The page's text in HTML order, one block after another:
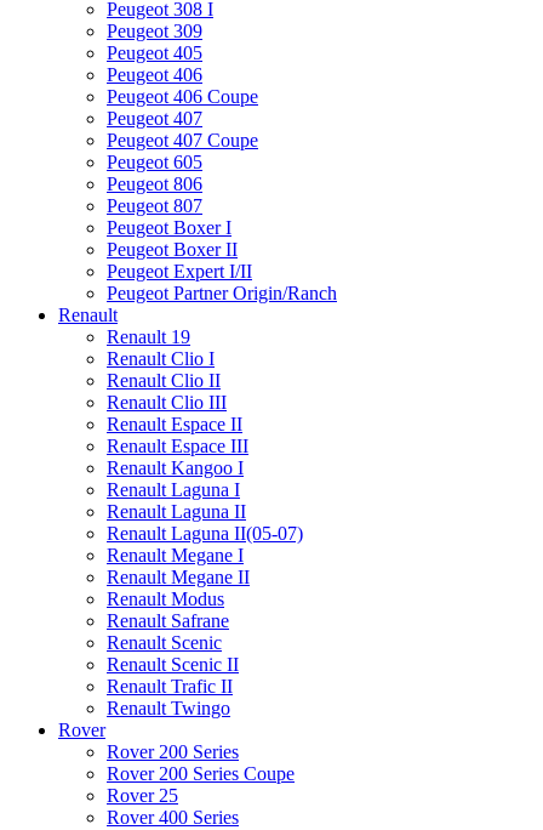
Peugeot 308 I
Peugeot 309
Peugeot 405
Peugeot 406
Peugeot 406 Coupe
Peugeot 407
Peugeot 407 Coupe
Peugeot 605
Peugeot 806
Peugeot 807
Peugeot Boxer I
Peugeot Boxer II
Peugeot Expert I/II
Peugeot Partner Origin/Ranch
Renault
Renault 19
Renault Clio I
Renault Clio II
Renault Clio III
Renault Espace II
Renault Espace III
Renault Kangoo I
Renault Laguna I
Renault Laguna II
Renault Laguna II(05-07)
Renault Megane I
Renault Megane II
Renault Modus
Renault Safrane
Renault Scenic
Renault Scenic II
Renault Trafic II
Renault Twingo
Rover
Rover 200 Series
Rover 200 Series Coupe
Rover 25
Rover 400 Series